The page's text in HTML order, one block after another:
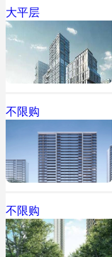
大平层
不限购
不限购